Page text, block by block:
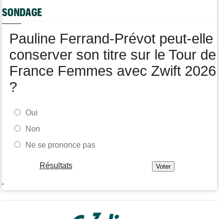
TV
SONDAGE
Pauline Ferrand-Prévot peut-elle
conserver son titre sur le Tour de
France Femmes avec Zwift 2026
?
Oui
Non
Ne se prononce pas
Résultats
-